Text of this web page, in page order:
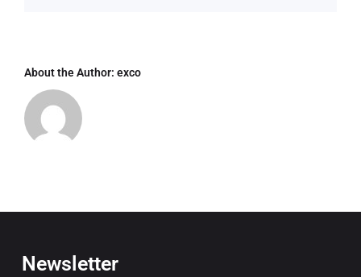
About the Author: exco
Newsletter